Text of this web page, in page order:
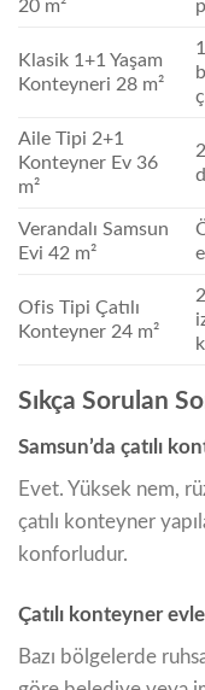
20 m²
Klasik 1+1 Yaşam
Konteyneri 28 m²
Aile Tipi 2+1
Konteyner Ev 36
m²
Verandalı Samsun
Evi 42 m²
Ofis Tipi Çatılı
Konteyner 24 m²
Sıkça Sorulan
Samsun’da çatılı
Evet. Yüksek nem,
çatılı konteyner
konforludur.
Çatılı konteyner
Bazı bölgelerde